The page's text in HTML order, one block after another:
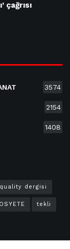
çağrısı
3574
2154
1408
quality dergisi
tekli